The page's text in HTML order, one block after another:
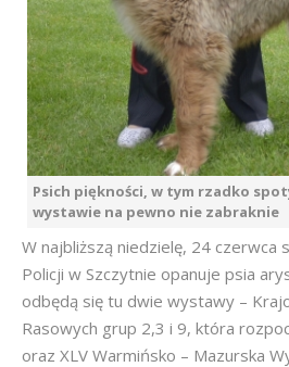
Psich piękności, w tym rzadko
wystawie na pewno nie zabraknie
W najbliższą niedzielę, 24 czerwca
Policji w Szczytnie opanuje psia
odbędą się tu dwie wystawy –
Rasowych grup 2,3 i 9, która
oraz XLV Warmińsko – Mazurska